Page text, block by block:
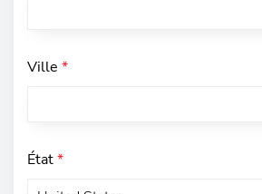
Ville *
État*